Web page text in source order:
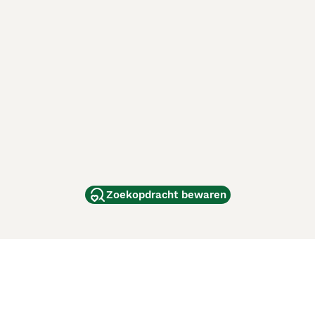
Zoekopdracht bewaren